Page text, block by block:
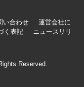
い合わせ
運営会社に
く表記
ニュースリリ
Reserved.